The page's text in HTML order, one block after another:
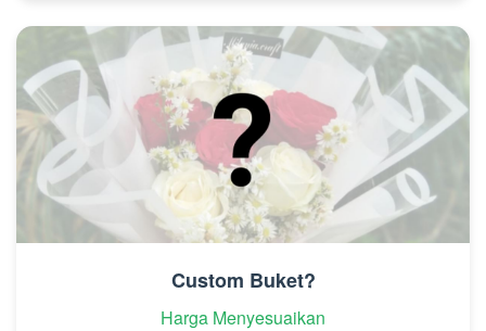
Custom Buket?
Harga Menyesuaikan